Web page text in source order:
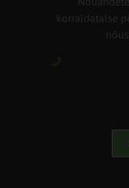
korraldatalse